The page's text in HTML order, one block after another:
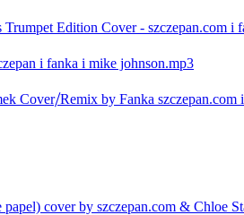
Edition Cover - szczepan.com i
i fanka i mike johnson.mp3
Cover⧸Remix by Fanka szczepan.com
papel) cover by szczepan.com & Chloe